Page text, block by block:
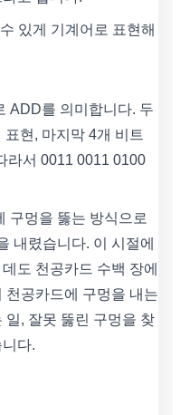
있게 기계어로 표현해
ADD를 의미합니다. 두
현, 마지막 4개 비트
라서 0011 0011 0100
구멍을 뚫는 방식으로
내렸습니다. 이 시절에
도 천공카드 수백 장에
천공카드에 구멍을 내는
일, 잘못 뚫린 구멍을 찾
다.